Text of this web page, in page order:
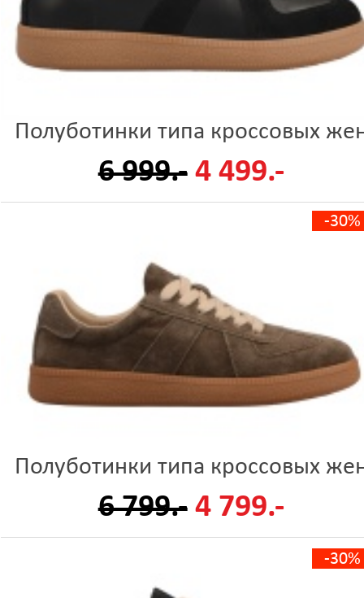
Полуботинки типа кроссовых
6 999.- 4 499.-
-30%
Полуботинки типа кроссовых
6 799.- 4 799.-
-30%